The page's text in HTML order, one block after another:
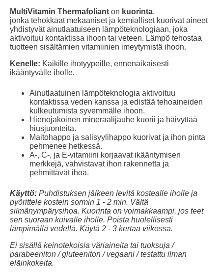
MultiVitamin Thermafoliant on kuorinta,
jonka tehokkaat mekaaniset ja kemialliset kuorivat aineet
yhdistyvät ainutlaatuiseen lämpöteknologiaan, joka
aktivoituu kontaktissa ihoon tai veteen. Lämpö tehostaa
tuotteen sisältämien vitamiinien imeytymistä ihoon.
Kenelle: Kaikille ihotyypeille, ennenaikaisesti
ikääntyvälle iholle.
Ainutlaatuinen lämpöteknologia aktivoituu
kontaktissa veden kanssa ja edistää tehoaineiden
kulkeutumista syvemmälle ihoon.
Hienojakoinen mineraalijauhe kuorii ja häivyttää
hiusjuonteita.
Maitohappo ja salisyylihappo kuorivat ja ihon pinta
pehmenee hetkessä.
A-, C-, ja E-vitamiini korjaavat ikääntymisen
merkkejä, vahvistavat ihon rakennetta ja
pehmittävät ihoa.
Käyttö: Puhdistuksen jälkeen levitä kostealle iholle ja
pyörittele kostein sormin 1 - 2 min. Vältä
silmänympärysihoa. Kuorinta on voimakkaampi, jos teet
sen suoraan kuivalle iholle. Poista huolellisesti
lämpimällä vedellä. Käytä 2 - 3 kertaa viikossa.
Ei sisällä keinotekoisia väriaineita tai tuoksuja /
parabeeniton / gluteeniton / vegaani / testattu ilman
eläinkokeita.